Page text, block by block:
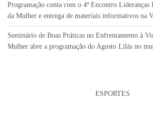
Programação conta com o 4º Encontro Lideranças
da Mulher e entrega de materiais informativos na
Seminário de Boas Práticas no Enfrentamento à
Mulher abre a programação do Agosto Lilás no
ESPORTES